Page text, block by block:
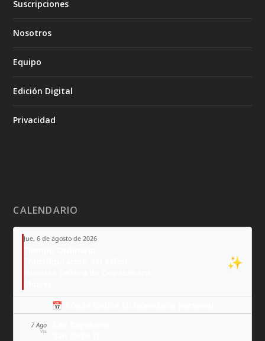
Suscripciones
Nosotros
Equipo
Edición Digital
Privacidad
CALENDARIO
Jue, 6 de agosto de 2026
✨
📅 Añade todo a tu calendario personal
7 Ago
VIE